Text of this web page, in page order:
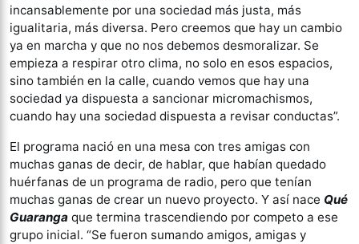
incansablemente por una sociedad más justa, más
igualitaria, más diversa. Pero creemos que hay un cambio
ya en marcha y que no nos debemos desmoralizar. Se
empieza a respirar otro clima, no solo en esos espacios,
sino también en la calle, cuando vemos que hay una
sociedad ya dispuesta a sancionar micromachismos,
cuando hay una sociedad dispuesta a revisar conductas”.
El programa nació en una mesa con tres amigas con
muchas ganas de decir, de hablar, que habían quedado
huérfanas de un programa de radio, pero que tenían
muchas ganas de crear un nuevo proyecto. Y así nace Qué
Guaranga que termina trascendiendo por competo a ese
grupo inicial. “Se fueron sumando amigos, amigas y